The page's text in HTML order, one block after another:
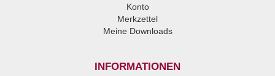
Konto
Merkzettel
Meine Downloads
INFORMATIONEN